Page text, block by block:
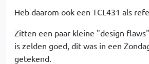
Heb daarom ook een TCL431 als
Zitten een paar kleine "design
is zelden goed, dit was in een
getekend.